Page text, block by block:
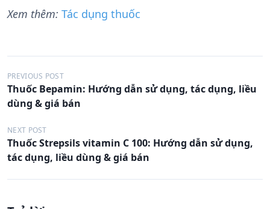
Xem thêm: Tác dụng thuốc
Đ
i
u
h
PREVIOUS POST
Thuốc Bepamin: Hướng dẫn sử dụng, tác dụng, liều
dùng & giá bán
NEXT POST
Thuốc Strepsils vitamin C 100: Hướng dẫn sử dụng,
tác dụng, liều dùng & giá bán